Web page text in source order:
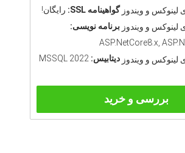
گواهینامه SSL:
رایگان!
برنامه نویسی:
ASP.NetCore8.x,
دیتابیس: MSSQL 2022
بررسی و خرید